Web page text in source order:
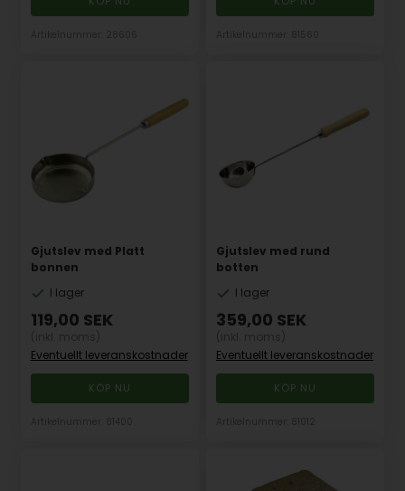
Gjutslev med Platt
bonnen
I lager
119,00 SEK
Eventuellt leveranskostnader
Gjutslev med rund
botten
I lager
359,00 SEK
Eventuellt leveranskostnader